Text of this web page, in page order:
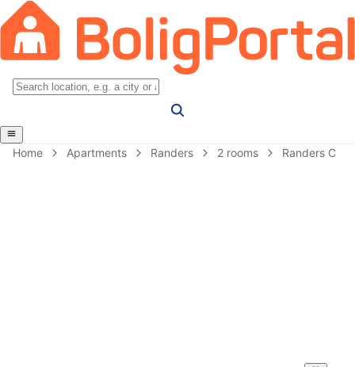
Home Apartments Randers 2 rooms Randers C